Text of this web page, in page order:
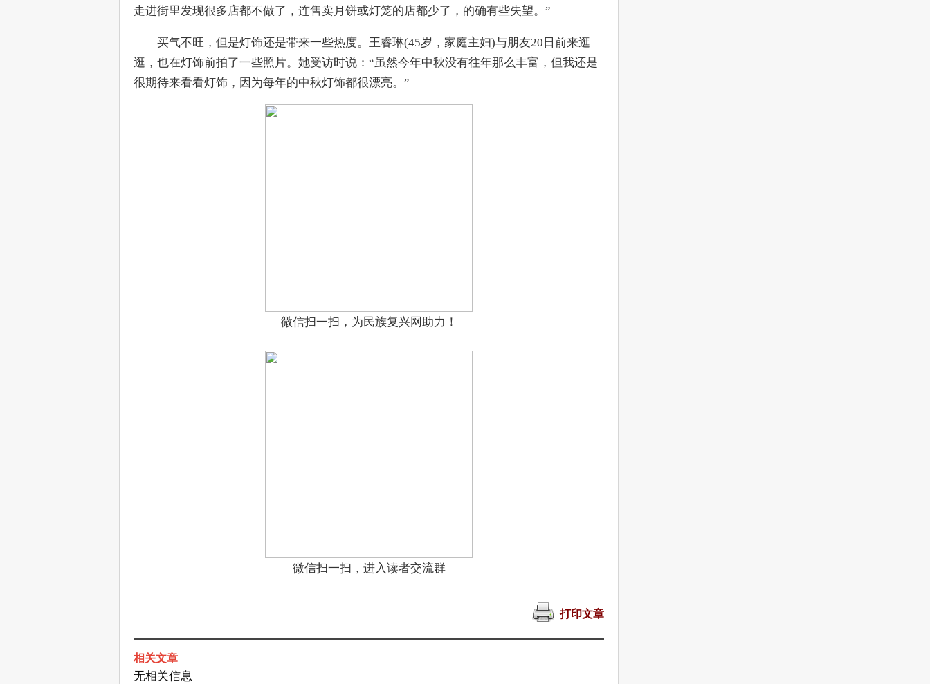
走进街里发现很多店都不做了，连售卖月饼或灯笼的店都少了，的确有些失望。”
买气不旺，但是灯饰还是带来一些热度。王睿琳(45岁，家庭主妇)与朋友20日前来逛
逛，也在灯饰前拍了一些照片。她受访时说：“虽然今年中秋没有往年那么丰富，但我还是
很期待来看看灯饰，因为每年的中秋灯饰都很漂亮。”
微信扫一扫，为民族复兴网助力！
微信扫一扫，进入读者交流群
打印文章
相关文章
无相关信息